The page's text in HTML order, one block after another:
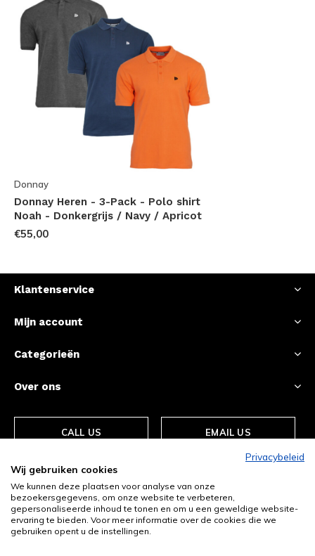
Donnay
Donnay Heren - 3-Pack - Polo shirt
Noah - Donkergrijs / Navy / Apricot
€55,00
Klantenservice
Mijn account
Categorieën
Over ons
CALL US EMAIL US
Privacybeleid
Wij gebruiken cookies
We kunnen deze plaatsen voor analyse van onze
bezoekersgegevens, om onze website te verbeteren,
gepersonaliseerde inhoud te tonen en om u een geweldige website-
ervaring te bieden. Voor meer informatie over de cookies die we
gebruiken opent u de instellingen.